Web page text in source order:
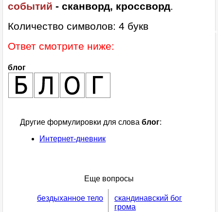
событий - сканворд, кроссворд.
Количество символов: 4 букв
Ответ смотрите ниже:
блог
Другие формулировки для слова блог:
Интернет-дневник
Еще вопросы
бездыханное тело
скандинавский бог
грома